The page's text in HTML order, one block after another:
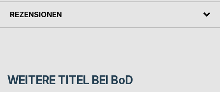
REZENSIONEN
WEITERE TITEL BEI BoD